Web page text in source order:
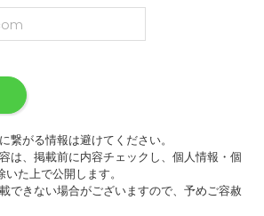
繋がる情報は避けてください。
は、掲載前に内容チェックし、個人情報・個
た上で公開します。
できない場合がございますので、予めご容赦